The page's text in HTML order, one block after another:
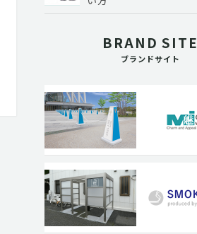
BRAND SITE
ブランドサイト